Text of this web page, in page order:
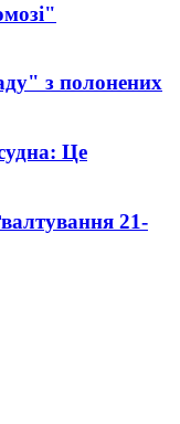
з полонених
Це
21-